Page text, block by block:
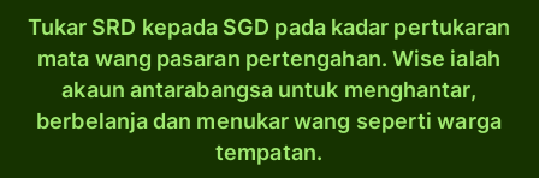
Tukar SRD kepada SGD pada kadar pertukaran
mata wang pasaran pertengahan. Wise ialah
akaun antarabangsa untuk menghantar,
berbelanja dan menukar wang seperti warga
tempatan.